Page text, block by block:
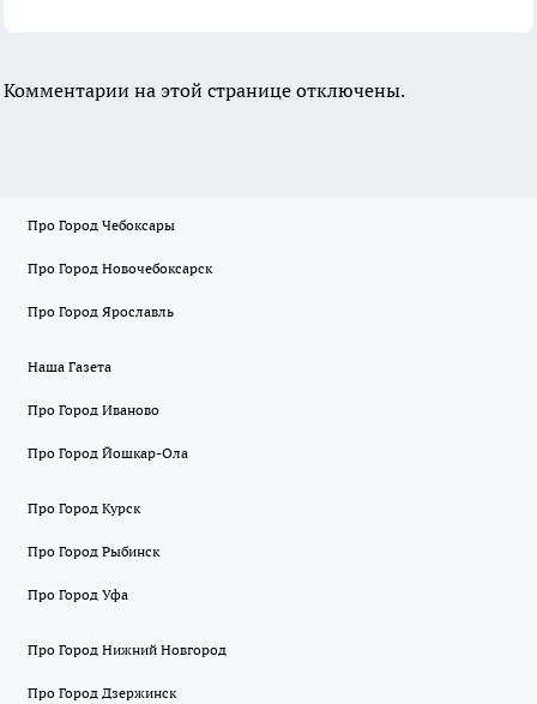
Комментарии на этой странице отключены.
Про Город Чебоксары
Про Город Новочебоксарск
Про Город Ярославль
Наша Газета
Про Город Иваново
Про Город Йошкар-Ола
Про Город Курск
Про Город Рыбинск
Про Город Уфа
Про Город Нижний Новгород
Про Город Дзержинск